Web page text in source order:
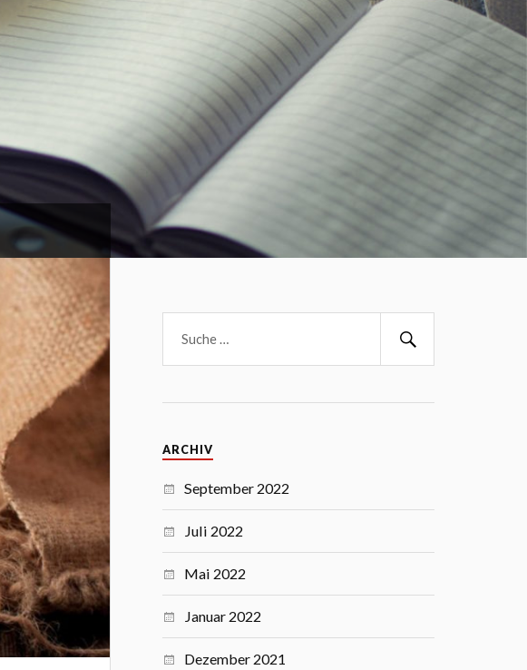
ARCHIV
September 2022
Juli 2022
Mai 2022
Januar 2022
Dezember 2021